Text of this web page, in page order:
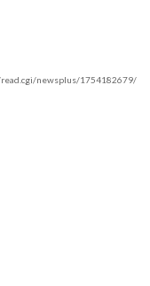
newsplus/1754182679/